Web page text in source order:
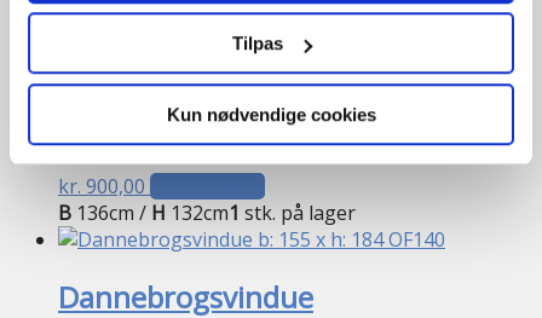
Tilpas
Kun nødvendige cookies
Tophængt Træ/alu
kr. 900,00 Tilføj til kurv
B 136cm / H 132cm1 stk. på lager
Dannebrogsvindue